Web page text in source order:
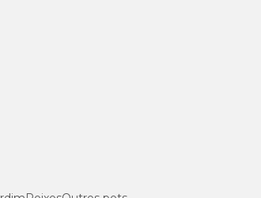
diretamente em qualquer loja Cobasi!